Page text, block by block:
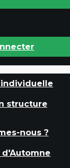
structure
nous ?
d'Automne